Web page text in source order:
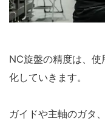
NC旋盤の精度は、
化していきます。
ガイドや主軸のガタ